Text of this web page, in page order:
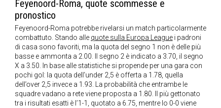
Feyenoord-Roma, quote scommesse e
pronostico
Feyenoord-Roma potrebbe rivelarsi un match particolarmente
combattuto. Stando alle quote sulla Europa League i padroni
di casa sono favoriti, ma la quota del segno 1 non è delle più
basse e ammonta a 2.00. Il segno 2 è indicato a 3.70, il segno
X a 3.50. In base alle statistiche si propende per una gara con
pochi gol: la quota dell’under 2,5 è offerta a 1.78, quella
dell’over 2,5 invece a 1.93. La probabilità che entrambe le
squadre vadano a rete viene proposta a 1.80. Il più gettonato
tra i risultati esatti è l’1-1, quotato a 6.75, mentre lo 0-0 viene